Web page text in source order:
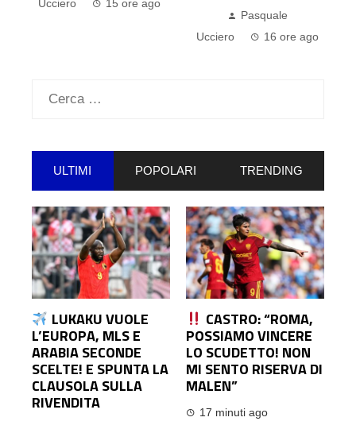
Ucciero
16 ore ago
Ricerca
ULTIMI POPOLARI TRENDING
LUKAKU VUOLE
L’EUROPA, MLS E
ARABIA SECONDE
SCELTE! E SPUNTA LA
CLAUSOLA SULLA
RIVENDITA
CASTRO: “ROMA,
POSSIAMO VINCERE
LO SCUDETTO! NON
MI SENTO RISERVA DI
MALEN”
17 minuti ago